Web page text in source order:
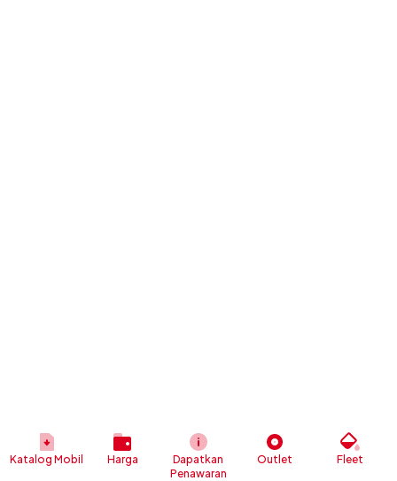
Katalog Mobil Harga
Dapatkan
Penawaran
Outlet Fleet